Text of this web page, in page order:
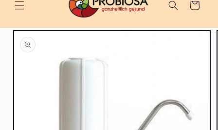
Cart
Skip to
product
information